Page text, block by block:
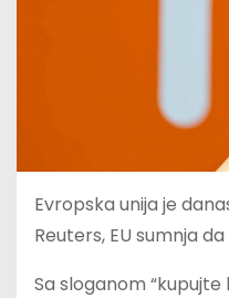
Evropska unija je
Reuters, EU sumnja
Sa sloganom